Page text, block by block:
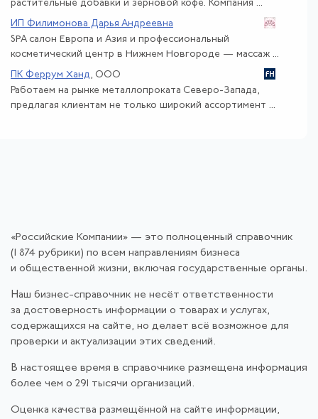
растительные добавки и зерновой кофе. Компания ...
ИП Филимонова Дарья Андреевна
SPA салон Европа и Азия и профессиональный
косметический центр в Нижнем Новгороде — массаж ...
ПК Феррум Ханд , ООО
Работаем на рынке металлопроката Северо-Запада,
предлагая клиентам не только широкий ассортимент ...
«Российские Компании» — это полноценный справочник
(1 874 рубрики) по всем направлениям бизнеса
и общественной жизни, включая государственные органы.
Наш бизнес-справочник не несёт ответственности
за достоверность информации о товарах и услугах,
содержащихся на сайте, но делает всё возможное для
проверки и актуализации этих сведений.
В настоящее время в справочнике размещена информация
более чем о 291 тысячи организаций.
Оценка качества размещённой на сайте информации,